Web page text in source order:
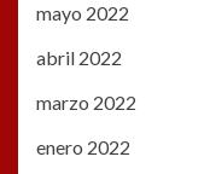
mayo 2022
abril 2022
marzo 2022
enero 2022